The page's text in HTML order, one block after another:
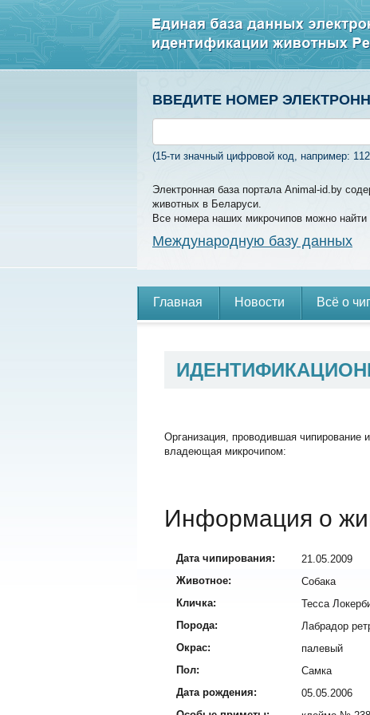
ВВЕДИТЕ НОМЕР
(15-ти значный цифровой код, например:
Электронная база портала Animal-id.by
животных в Беларуси.
Все номера наших микрочипов можно найти
Международную базу данных
Главная Новости Всё о
Организация, проводившая чипирование
владеющая микрочипом:
Информация о
Дата чипирования:
21.05.2009
Животное:
Собака
Кличка:
Тесса
Порода:
Лабрадор
Окрас:
палевый
Пол:
Самка
Дата рождения:
05.05.2006